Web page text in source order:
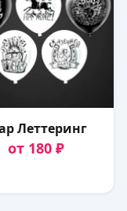
Леттеринг
от 180 ₽